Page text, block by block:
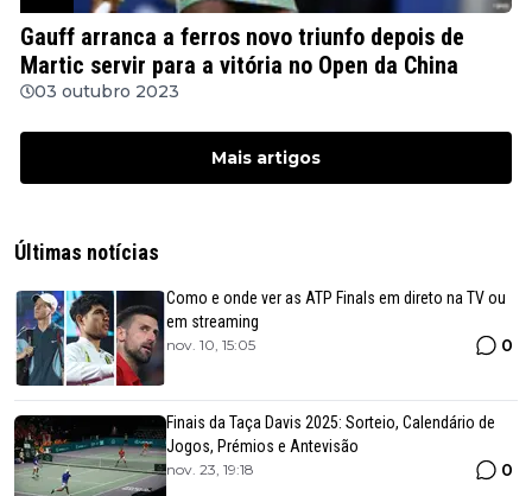
Gauff arranca a ferros novo triunfo depois de
Martic servir para a vitória no Open da China
03 outubro 2023
Mais artigos
Últimas notícias
Como e onde ver as ATP Finals em direto na TV ou
em streaming
nov. 10, 15:05 0
Finais da Taça Davis 2025: Sorteio, Calendário de
Jogos, Prémios e Antevisão
nov. 23, 19:18 0